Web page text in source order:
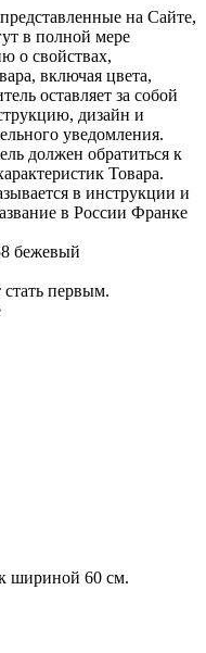
на Сайте,
в полной мере
о свойствах,
включая цвета,
оставляет за собой
дизайн и
уведомления.
должен обратиться к
Товара.
в инструкции и
в России Франке
бежевый
первым.
шириной 60 см.